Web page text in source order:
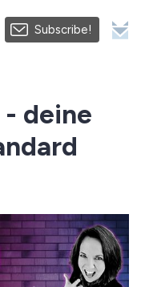
Subscribe!
- deine